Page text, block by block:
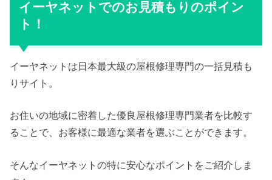
イーヤネットでのお見積もりのポイン
ト！
イーヤネットは日本最大級の屋根修理専門の一括見積も
りサイト。
お住いの地域に密着した優良屋根修理専門業者を比較す
ることで、お客様に最適な業者を選ぶことができます。
そんなイーヤネットの特に安心なポイントをご紹介しま